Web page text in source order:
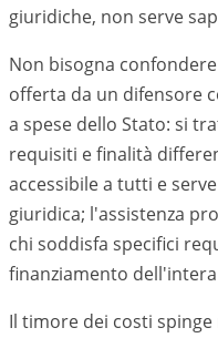
giuridiche, non serve
Non bisogna
offerta da un difensore
a spese dello Stato: si
requisiti e finalità
accessibile a tutti e
giuridica; l'assistenza
chi soddisfa specifici
finanziamento
Il timore dei costi